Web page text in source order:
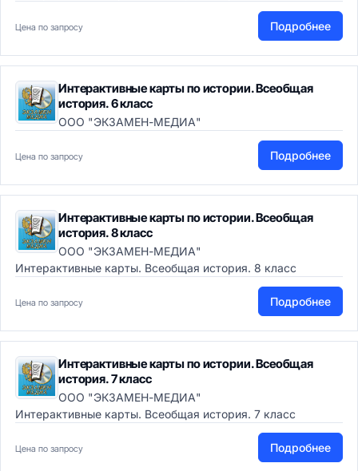
Цена по запросу Подробнее
Интерактивные карты по истории. Всеобщая
история. 6 класс
ООО "ЭКЗАМЕН-МЕДИА"
Цена по запросу Подробнее
Интерактивные карты по истории. Всеобщая
история. 8 класс
ООО "ЭКЗАМЕН-МЕДИА"
Интерактивные карты. Всеобщая история. 8 класс
Цена по запросу Подробнее
Интерактивные карты по истории. Всеобщая
история. 7 класс
ООО "ЭКЗАМЕН-МЕДИА"
Интерактивные карты. Всеобщая история. 7 класс
Цена по запросу Подробнее